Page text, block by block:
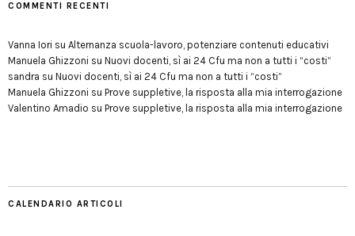
COMMENTI RECENTI
Vanna Iori su Alternanza scuola-lavoro, potenziare contenuti educativi
Manuela Ghizzoni su Nuovi docenti, sì ai 24 Cfu ma non a tutti i “costi”
sandra su Nuovi docenti, sì ai 24 Cfu ma non a tutti i “costi”
Manuela Ghizzoni su Prove suppletive, la risposta alla mia interrogazione
Valentino Amadio su Prove suppletive, la risposta alla mia interrogazione
CALENDARIO ARTICOLI